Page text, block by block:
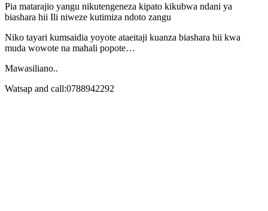
Pia matarajio yangu nikutengeneza kipato kikubwa ndani ya
biashara hii Ili niweze kutimiza ndoto zangu
Niko tayari kumsaidia yoyote ataeitaji kuanza biashara hii kwa
muda wowote na mahali popote…
Mawasiliano..
Watsap and call:0788942292